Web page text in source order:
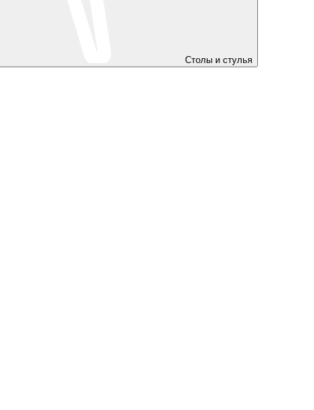
Столы и стулья